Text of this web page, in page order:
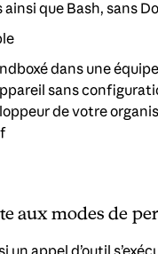
que Bash, sans
dans une équipe
sans
de votre
aux modes de